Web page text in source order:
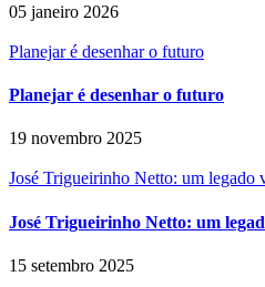
05 janeiro 2026
Planejar é desenhar o futuro
Planejar é desenhar o futuro
19 novembro 2025
José Trigueirinho Netto: um legado
José Trigueirinho Netto: um
15 setembro 2025